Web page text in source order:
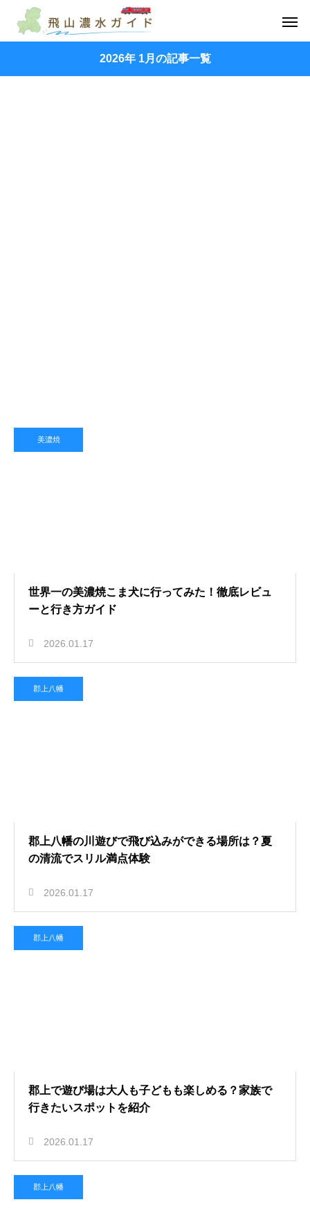
2026年 1月の記事一覧
美濃焼
世界一の美濃焼こま犬に行ってみた！徹底レビュ
ーと行き方ガイド
2026.01.17
郡上八幡
郡上八幡の川遊びで飛び込みができる場所は？夏
の清流でスリル満点体験
2026.01.17
郡上八幡
郡上で遊び場は大人も子どもも楽しめる？家族で
行きたいスポットを紹介
2026.01.17
郡上八幡